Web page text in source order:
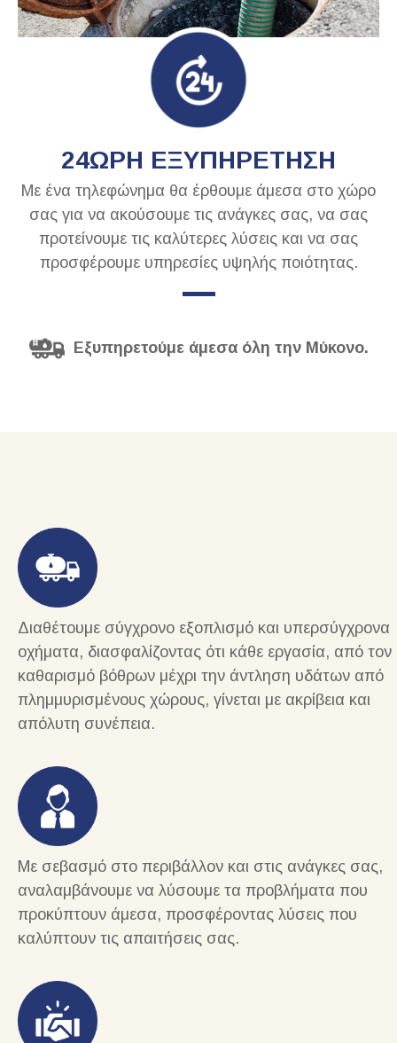
24ΩΡΗ ΕΞΥΠΗΡΕΤΗΣΗ
Με ένα τηλεφώνημα θα έρθουμε άμεσα στο χώρο
σας για να ακούσουμε τις ανάγκες σας, να σας
προτείνουμε τις καλύτερες λύσεις και να σας
προσφέρουμε υπηρεσίες υψηλής ποιότητας.
Εξυπηρετούμε άμεσα όλη την Μύκονο.
Διαθέτουμε σύγχρονο εξοπλισμό και υπερσύγχρονα
οχήματα, διασφαλίζοντας ότι κάθε εργασία, από τον
καθαρισμό βόθρων μέχρι την άντληση υδάτων από
πλημμυρισμένους χώρους, γίνεται με ακρίβεια και
απόλυτη συνέπεια.
Με σεβασμό στο περιβάλλον και στις ανάγκες σας,
αναλαμβάνουμε να λύσουμε τα προβλήματα που
προκύπτουν άμεσα, προσφέροντας λύσεις που
καλύπτουν τις απαιτήσεις σας.